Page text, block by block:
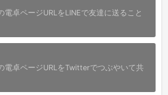
電卓ページURLをLINEで友達に送ること
電卓ページURLをTwitterでつぶやいて共